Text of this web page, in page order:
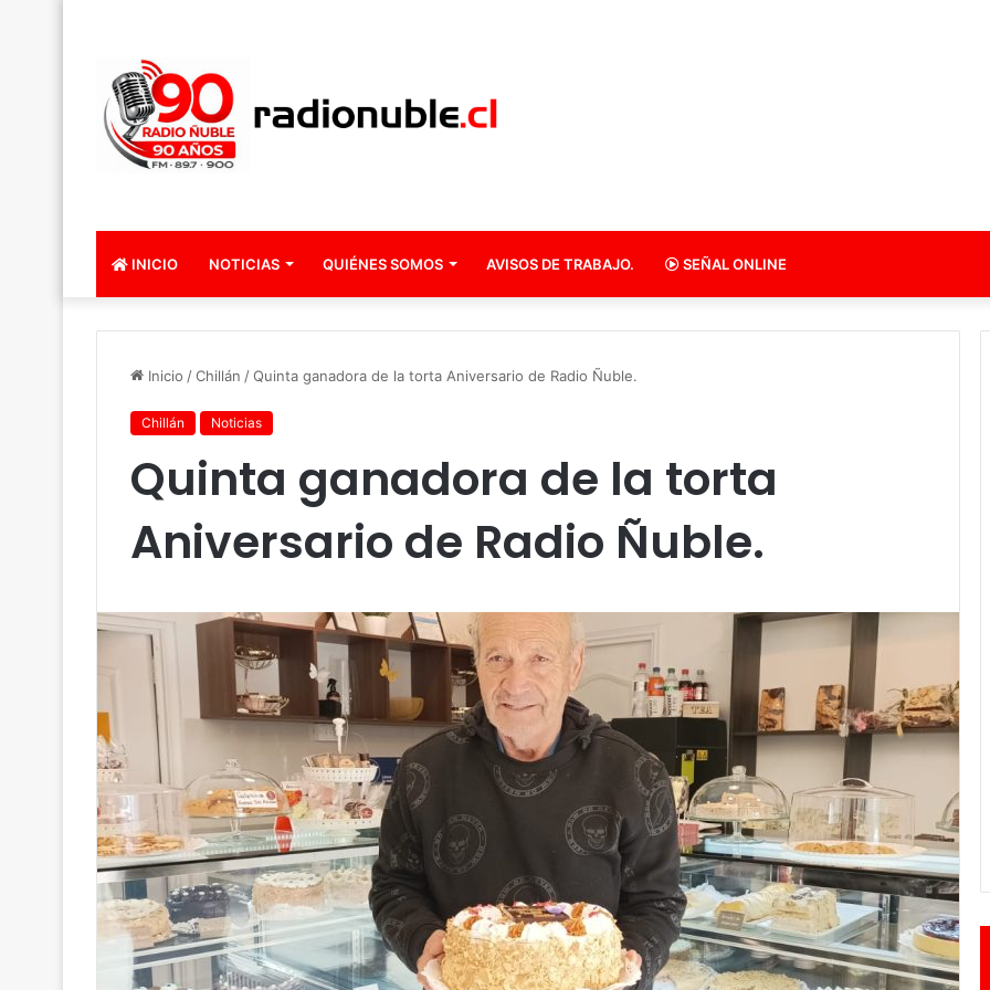
INICIO NOTICIAS QUIÉNES SOMOS AVISOS DE TRABAJO. SEÑAL ONLINE
Inicio /Chillán /Quinta ganadora de la torta Aniversario de Radio Ñuble.
Chillán Noticias
Quinta ganadora de la torta
Aniversario de Radio Ñuble.